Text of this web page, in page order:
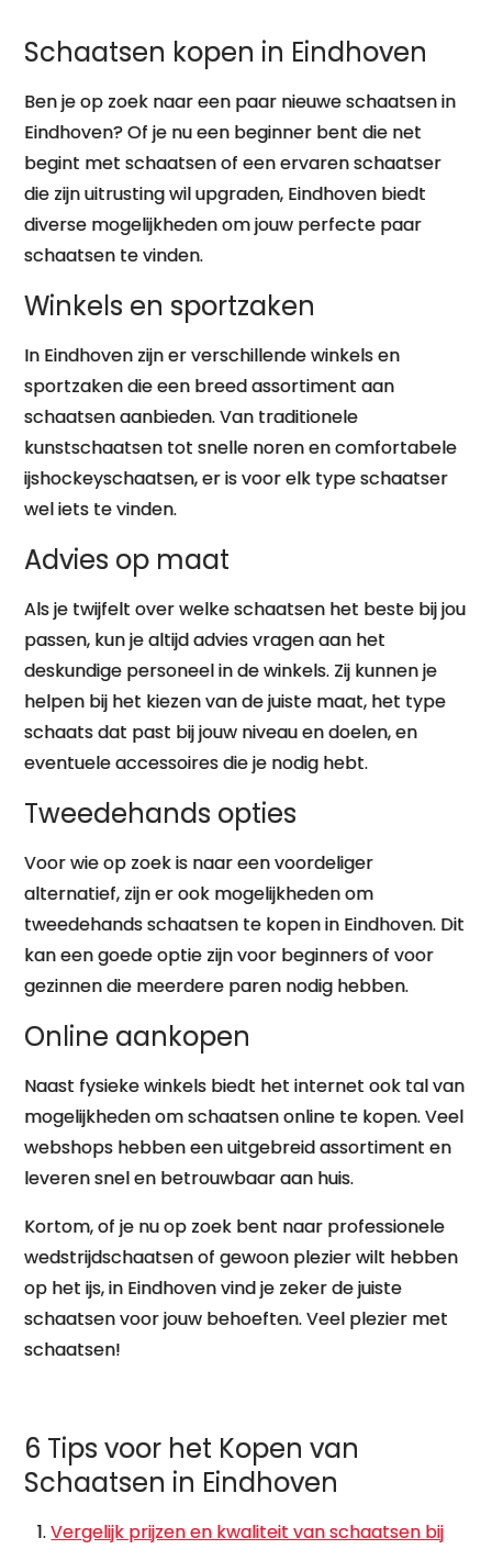
Schaatsen kopen in Eindhoven
Ben je op zoek naar een paar nieuwe schaatsen in
Eindhoven? Of je nu een beginner bent die net
begint met schaatsen of een ervaren schaatser
die zijn uitrusting wil upgraden, Eindhoven biedt
diverse mogelijkheden om jouw perfecte paar
schaatsen te vinden.
Winkels en sportzaken
In Eindhoven zijn er verschillende winkels en
sportzaken die een breed assortiment aan
schaatsen aanbieden. Van traditionele
kunstschaatsen tot snelle noren en comfortabele
ijshockeyschaatsen, er is voor elk type schaatser
wel iets te vinden.
Advies op maat
Als je twijfelt over welke schaatsen het beste bij jou
passen, kun je altijd advies vragen aan het
deskundige personeel in de winkels. Zij kunnen je
helpen bij het kiezen van de juiste maat, het type
schaats dat past bij jouw niveau en doelen, en
eventuele accessoires die je nodig hebt.
Tweedehands opties
Voor wie op zoek is naar een voordeliger
alternatief, zijn er ook mogelijkheden om
tweedehands schaatsen te kopen in Eindhoven. Dit
kan een goede optie zijn voor beginners of voor
gezinnen die meerdere paren nodig hebben.
Online aankopen
Naast fysieke winkels biedt het internet ook tal van
mogelijkheden om schaatsen online te kopen. Veel
webshops hebben een uitgebreid assortiment en
leveren snel en betrouwbaar aan huis.
Kortom, of je nu op zoek bent naar professionele
wedstrijdschaatsen of gewoon plezier wilt hebben
op het ijs, in Eindhoven vind je zeker de juiste
schaatsen voor jouw behoeften. Veel plezier met
schaatsen!
6 Tips voor het Kopen van
Schaatsen in Eindhoven
Vergelijk prijzen en kwaliteit van schaatsen bij